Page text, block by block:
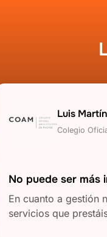
Luis
Colegio
No puede ser más
En cuanto a gestión
servicios que